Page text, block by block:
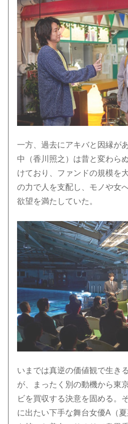
一方、過去にアキバと因縁が
中（香川照之）は昔と変わら
けており、ファンドの規模を
の力で人を支配し、モノや女
欲望を満たしていた。
いまでは真逆の価値観で生き
が、まったく別の動機から東
ビを買収する決意を固める。
に出たい下手な舞台女優A（